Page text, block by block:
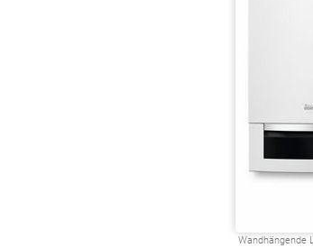
Wandhängende